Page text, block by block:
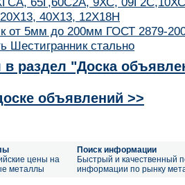
40Х13, 12Х18Н
от 5мм до 200мм ГОСТ 2879-
Шестигранник стально
в раздел "Доска
объявлений >>
цены на
металлы
Поиск информации
Быстрый и качественный
информации по рынку